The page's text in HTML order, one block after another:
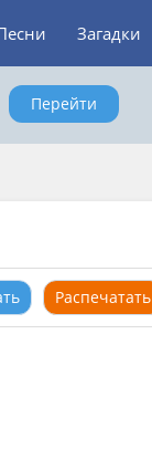
Загадки
Перейти
Распечатать